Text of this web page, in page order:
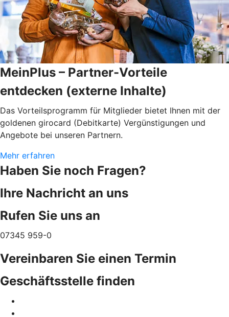
MeinPlus – Partner-Vorteile
entdecken (externe Inhalte)
Das Vorteilsprogramm für Mitglieder bietet Ihnen mit der
goldenen girocard (Debitkarte) Vergünstigungen und
Angebote bei unseren Partnern.
Mehr erfahren
Haben Sie noch Fragen?
Ihre Nachricht an uns
Rufen Sie uns an
07345 959-0
Vereinbaren Sie einen Termin
Geschäftsstelle finden